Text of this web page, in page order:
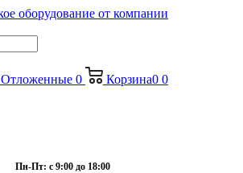
Отложенные 0 Корзина0 0
Пн-Пт: с 9:00 до 18:00